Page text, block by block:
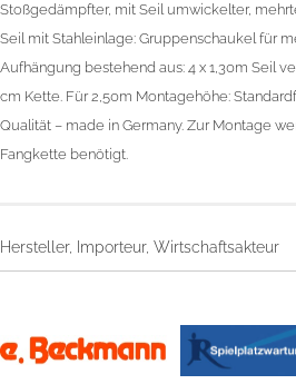
Stoßgedämpfter, mit Seil umwickelter,
Seil mit Stahleinlage: Gruppenschaukel für
Aufhängung bestehend aus: 4 x 1,30m Seil
cm Kette. Für 2,50m Montagehöhe:
Qualität – made in Germany. Zur Montage
Fangkette benötigt.
Hersteller, Importeur, Wirtschaftsakteur